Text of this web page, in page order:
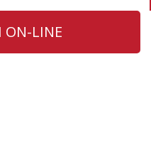
ON-LINE